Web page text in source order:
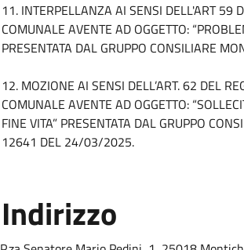
11. INTERPELLANZA AI SENSI DELL'ART 59
COMUNALE AVENTE AD OGGETTO:
PRESENTATA DAL GRUPPO CONSILIARE
12. MOZIONE AI SENSI DELL’ART. 62 DEL
COMUNALE AVENTE AD OGGETTO:
FINE VITA” PRESENTATA DAL GRUPPO
12641 DEL 24/03/2025.
Indirizzo